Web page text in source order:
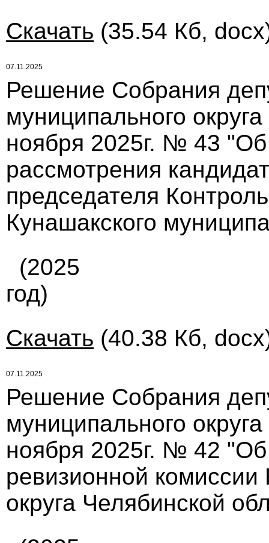
Скачать (35.54 Кб,
07.11.2025
Решение Собрания
муниципального
ноября 2025г. № 43
рассмотрения
председателя
Кунашакского
(2025
год)
Скачать (40.38 Кб,
07.11.2025
Решение Собрания
муниципального
ноября 2025г. № 42
ревизионной комиссии
округа Челябинской